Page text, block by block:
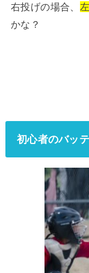
右投げの場合、
かな？
初心者のバッ